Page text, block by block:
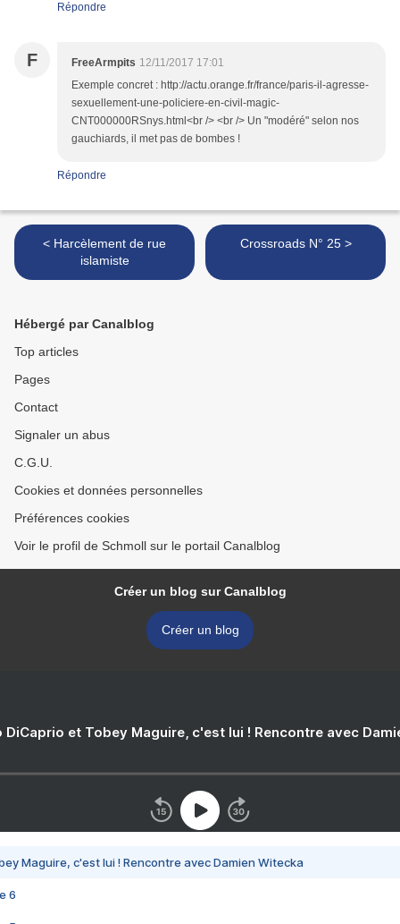
Répondre
F FreeArmpits 12/11/2017 17:01
Exemple concret : http://actu.orange.fr/france/paris-il-agresse-
sexuellement-une-policiere-en-civil-magic-
CNT000000RSnys.html<br /> <br /> Un "modéré" selon nos
gauchiards, il met pas de bombes !
Répondre
< Harcèlement de rue
islamiste
Crossroads N° 25 >
Hébergé par Canalblog
Top articles
Pages
Contact
Signaler un abus
C.G.U.
Cookies et données personnelles
Préférences cookies
Voir le profil de Schmoll sur le portail Canalblog
Créer un blog sur Canalblog
Créer un blog
DiCaprio et Tobey Maguire, c'est lui ! Rencontre avec
Maguire, c'est lui ! Rencontre avec Damien Witecka
6